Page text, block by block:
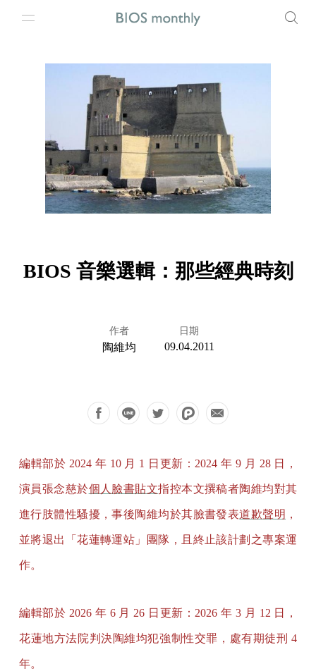
BIOS 音樂選輯：那些經典時刻
作者
陶維均
日期
09.04.2011
編輯部於 2024 年 10 月 1 日更新：2024 年 9 月 28 日，
演員張念慈於個人臉書貼文指控本文撰稿者陶維均對其
進行肢體性騷擾，事後陶維均於其臉書發表道歉聲明 ，
並將退出「花蓮轉運站」團隊，且終止該計劃之專案運
作。
編輯部於 2026 年 6 月 26 日更新：2026 年 3 月 12 日，
花蓮地方法院判決陶維均犯強制性交罪，處有期徒刑 4
年。​​​​​​​